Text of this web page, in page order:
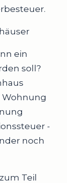
ein
soll?
Wohnung
-
noch
Teil